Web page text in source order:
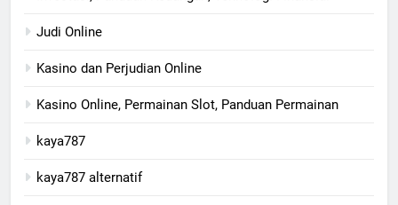
Judi Online
Kasino dan Perjudian Online
Kasino Online, Permainan Slot, Panduan Permainan
kaya787
kaya787 alternatif